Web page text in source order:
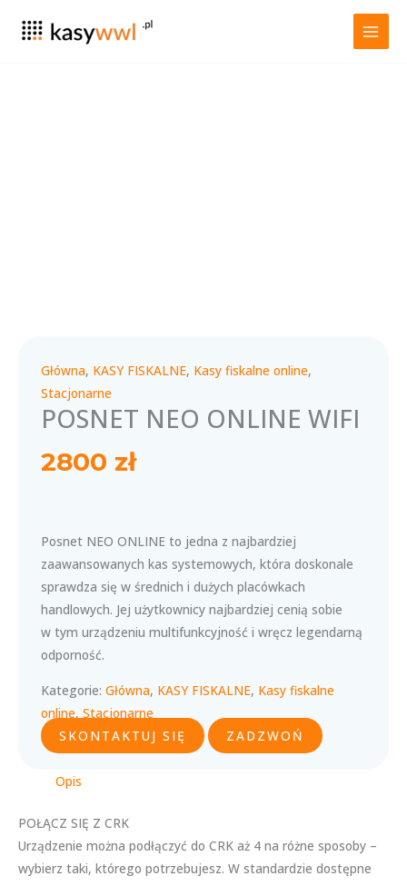
Główna, KASY FISKALNE, Kasy fiskalne online,
Stacjonarne
POSNET NEO ONLINE WIFI
2800 zł
Posnet NEO ONLINE to jedna z najbardziej
zaawansowanych kas systemowych, która doskonale
sprawdza się w średnich i dużych placówkach
handlowych. Jej użytkownicy najbardziej cenią sobie
w tym urządzeniu multifunkcyjność i wręcz legendarną
odporność.
Kategorie: Główna, KASY FISKALNE, Kasy fiskalne
online, Stacjonarne
SKONTAKTUJ SIĘ
ZADZWOŃ
Opis
POŁĄCZ SIĘ Z CRK
Urządzenie można podłączyć do CRK aż 4 na różne sposoby –
wybierz taki, którego potrzebujesz. W standardzie dostępne